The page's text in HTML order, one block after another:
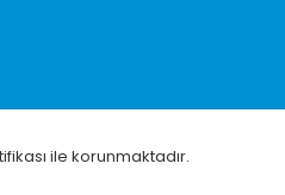
ile korunmaktadır.